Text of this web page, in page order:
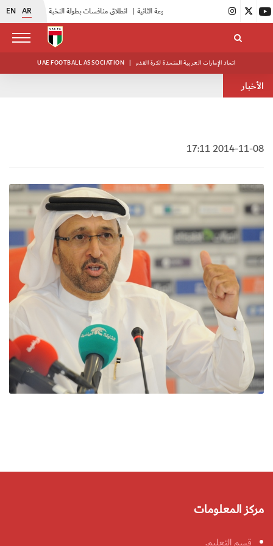
EN AR أبيض الشباب يواصل تدريباته في معسكره بأبوظبي | انطلاق منافسات بطولة النخبة لحرس الرئاسة | بدء فعاليات معسكر حكام المجموعة الثانية |
UAE FOOTBALL ASSOCIATION | اتحاد الإمارات العربية المتحدة لكرة القدم
الأخبار
2014-11-08 17:11
مركز المعلومات
قسم التعليم.